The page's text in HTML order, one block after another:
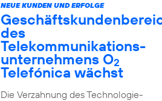
NEUE KUNDEN UND ERFOLGE
des
Telekommunikations­
unternehmens O2
Telefónica wächst
Die Verzahnung des Technologie-